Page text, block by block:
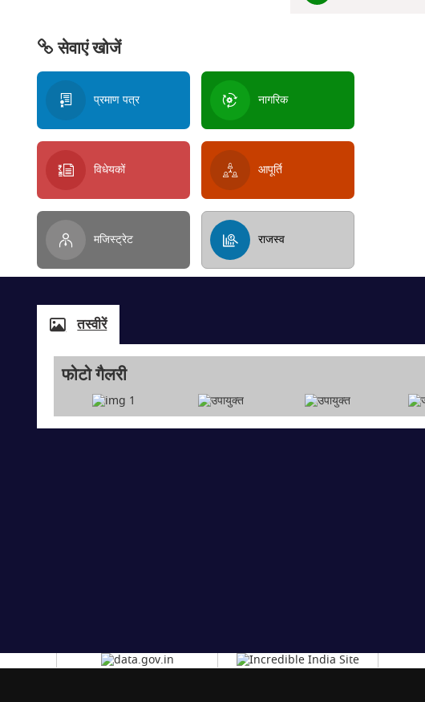
सेवाएं खोजें
प्रमाण पत्र नागरिक
विधेयकों आपूर्ति
मजिस्ट्रेट राजस्व
तस्वीरें
फोटो गैलरी